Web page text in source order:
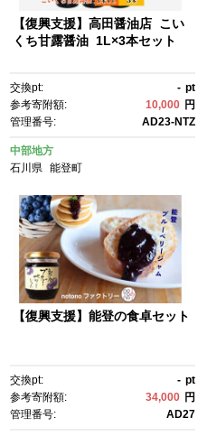
【復興支援】高田醤油店 こい
くち甘露醤油 1L×3本セット
交換pt: - pt
参考寄附額:
10,000 円
管理番号:
AD23-NTZ
中部地方
石川県 能登町
【復興支援】能登の食卓セット
交換pt: - pt
参考寄附額:
34,000 円
管理番号:
AD27